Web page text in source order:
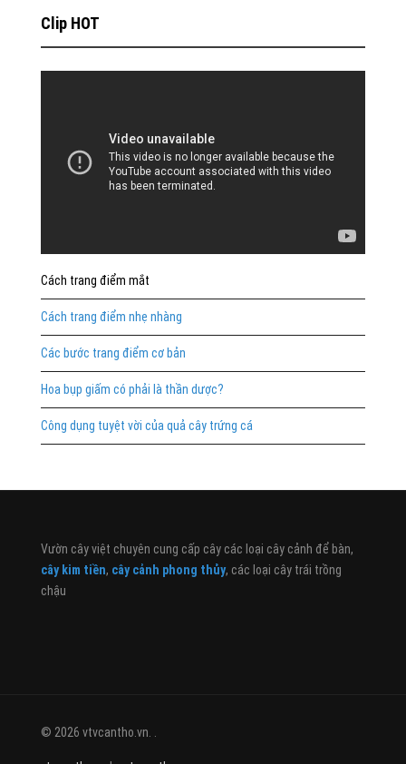
Clip HOT
Cách trang điểm mắt
Cách trang điểm nhẹ nhàng
Các bước trang điểm cơ bản
Hoa bụp giấm có phải là thần dược?
Công dụng tuyệt vời của quả cây trứng cá
Vườn cây việt chuyên cung cấp cây các loại cây cảnh để bàn,
cây kim tiền, cây cảnh phong thủy, các loại cây trái trồng
chậu
© 2026 vtvcantho.vn. .